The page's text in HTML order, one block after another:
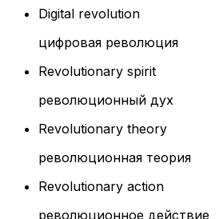
Digital revolution
цифровая революция
Revolutionary spirit
революционный дух
Revolutionary theory
революционная теория
Revolutionary action
революционное действие